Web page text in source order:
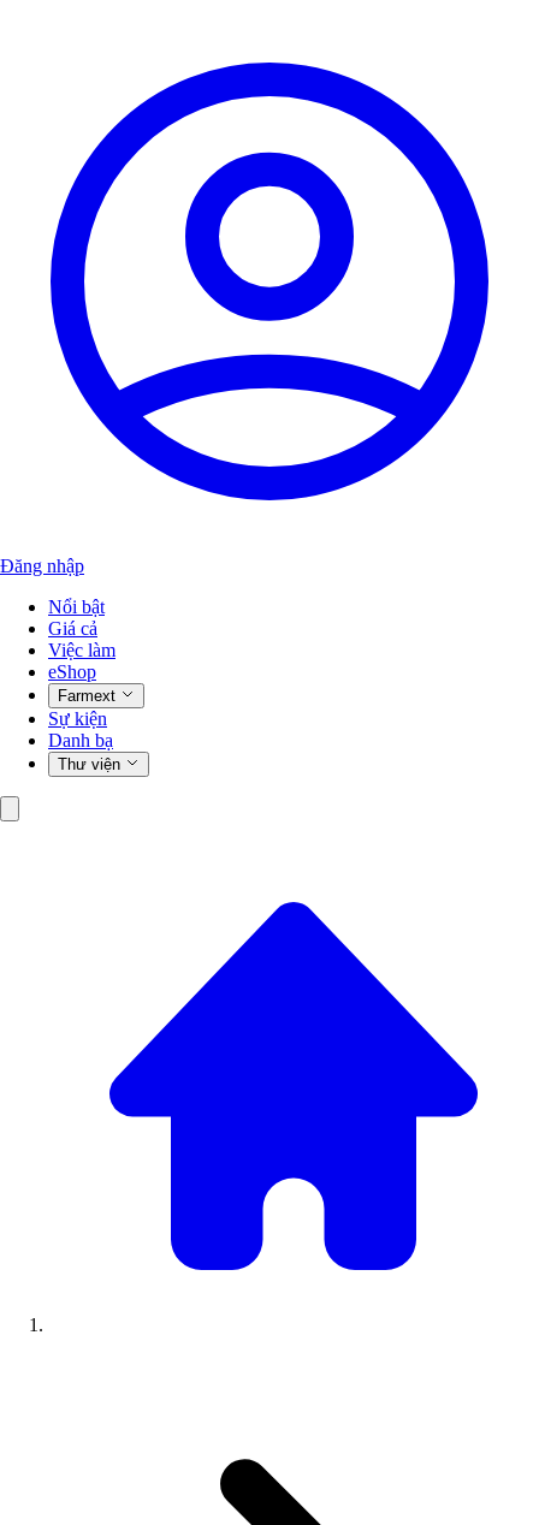
Đăng nhập
Nổi bật
Giá cả
Việc làm
eShop
Farmext
Sự kiện
Danh bạ
Thư viện